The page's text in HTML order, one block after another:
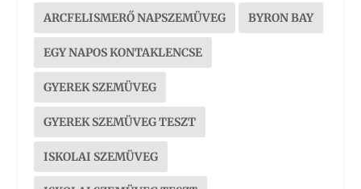
ARCFELISMERŐ NAPSZEMÜVEG BYRON BAY
EGY NAPOS KONTAKLENCSE
GYEREK SZEMÜVEG
GYEREK SZEMÜVEG TESZT
ISKOLAI SZEMÜVEG